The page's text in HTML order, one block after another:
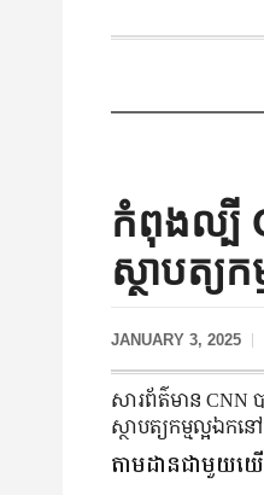
កំពុង​ល្បី
ស្ថាបត្
JANUARY 3, 2025
សារព័ត៌មាន​ CNN
ស្ថាបត្យកម្ម​ល្អ​ឯក​
តាមដានជាមួយយ